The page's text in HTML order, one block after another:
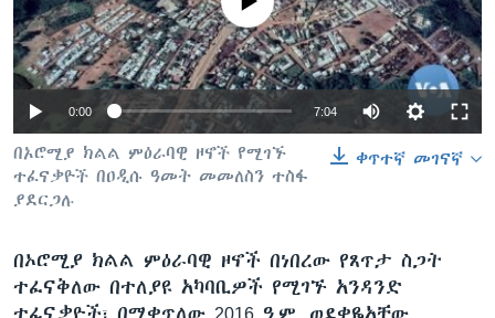
ቋንቋዎች
0:00 7:04
ቀጥተኛ መገናኛ
በኦሮሚያ ክልል ምዕራባዊ ዞኖች የሚገኙ
ተፈናቃዮች በዐዲሱ ዓመት መመለስን ተስፋ
ያደርጋሉ
በኦሮሚያ ክልል ምዕራባዊ ዞኖች በነበረው የጸጥታ ስጋት
ተፈናቅለው በተለያዩ አካባቢዎች የሚገኙ አንዳንድ
ተፈናቃዮች፣ በሚቀጥለው 2016 ዓ.ም. ወደቀዬአቸው